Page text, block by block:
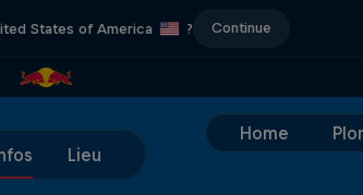
States of America ? Continue
Home
Lieu